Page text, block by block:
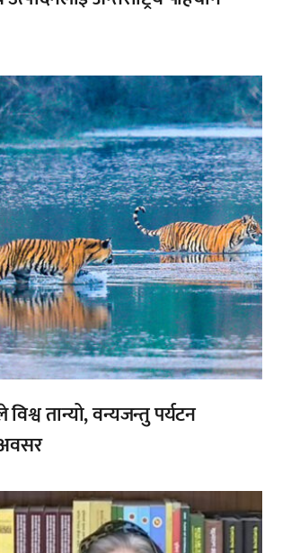
विश्व तान्यो, वन्यजन्तु पर्यटन
अवसर